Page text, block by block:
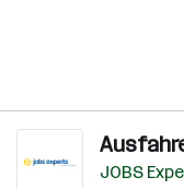
JOBS